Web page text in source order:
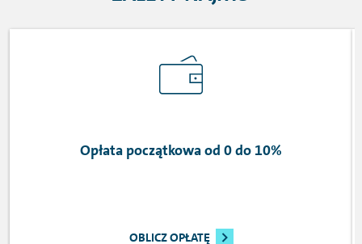
Opłata początkowa od 0 do 10%
OBLICZ OPŁATĘ